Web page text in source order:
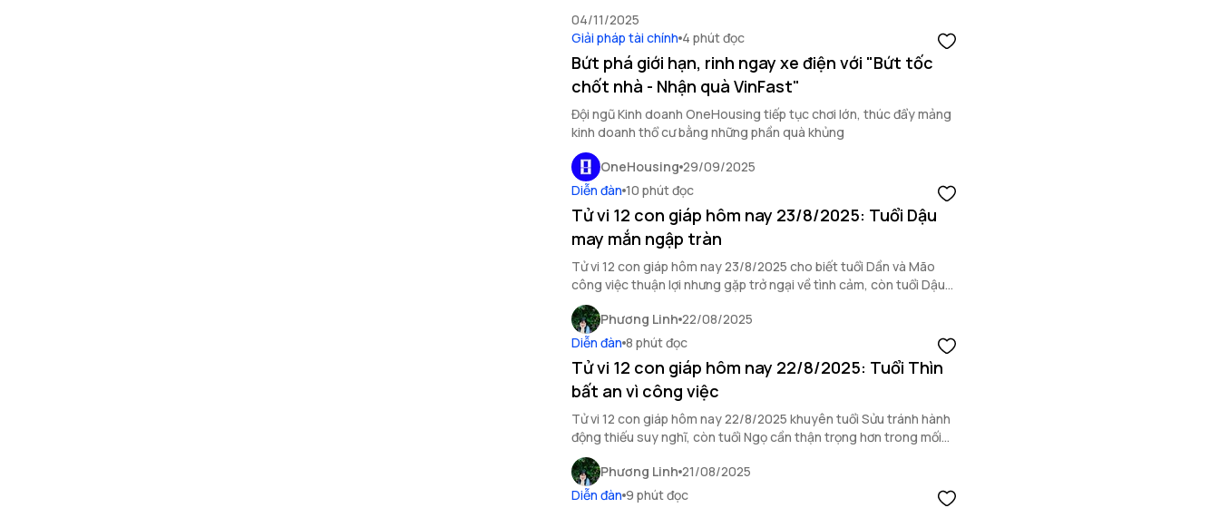
04/11/2025
Giải pháp tài chính 4 phút đọc
Bứt phá giới hạn, rinh ngay xe điện với "Bứt tốc
chốt nhà - Nhận quà VinFast"
Đội ngũ Kinh doanh OneHousing tiếp tục chơi lớn, thúc đẩy mảng
kinh doanh thổ cư bằng những phần quà khủng
OneHousing 29/09/2025
Diễn đàn 10 phút đọc
Tử vi 12 con giáp hôm nay 23/8/2025: Tuổi Dậu
may mắn ngập tràn
Tử vi 12 con giáp hôm nay 23/8/2025 cho biết tuổi Dần và Mão
công việc thuận lợi nhưng gặp trở ngại về tình cảm, còn tuổi Dậu
may mắn ngập tràn.
Phương Linh 22/08/2025
Diễn đàn 8 phút đọc
Tử vi 12 con giáp hôm nay 22/8/2025: Tuổi Thìn
bất an vì công việc
Tử vi 12 con giáp hôm nay 22/8/2025 khuyên tuổi Sửu tránh hành
động thiếu suy nghĩ, còn tuổi Ngọ cần thận trọng hơn trong mối
quan hệ xã giao.
Phương Linh 21/08/2025
Diễn đàn 9 phút đọc